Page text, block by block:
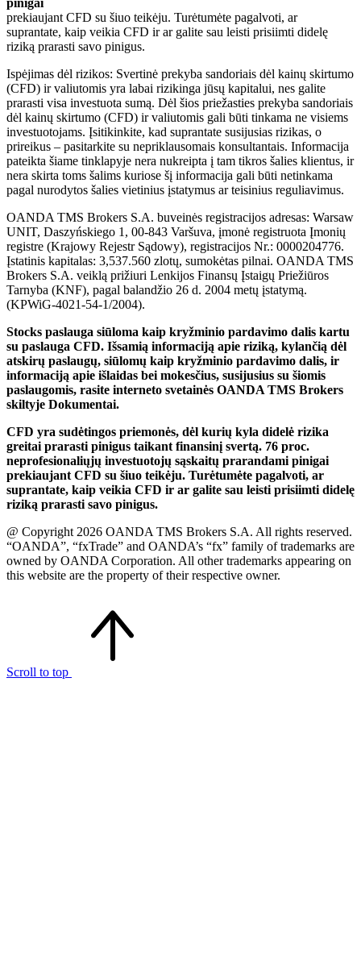
prekiaujant CFD su šiuo teikėju. Turėtumėte pagalvoti, ar
suprantate, kaip veikia CFD ir ar galite sau leisti prisiimti didelę
riziką prarasti savo pinigus.
Ispėjimas dėl rizikos: Svertinė prekyba sandoriais dėl kainų skirtumo
(CFD) ir valiutomis yra labai rizikinga jūsų kapitalui, nes galite
prarasti visa investuota sumą. Dėl šios priežasties prekyba sandoriais
dėl kainų skirtumo (CFD) ir valiutomis gali būti tinkama ne visiems
investuotojams. Įsitikinkite, kad suprantate susijusias rizikas, o
prireikus – pasitarkite su nepriklausomais konsultantais. Informacija
pateikta šiame tinklapyje nera nukreipta į tam tikros šalies klientus, ir
nera skirta toms šalims kuriose šį informacija gali būti netinkama
pagal nurodytos šalies vietinius įstatymus ar teisinius reguliavimus.
OANDA TMS Brokers S.A. buveinės registracijos adresas: Warsaw
UNIT, Daszyńskiego 1, 00-843 Varšuva, įmonė registruota Įmonių
registre (Krajowy Rejestr Sądowy), registracijos Nr.: 0000204776.
Įstatinis kapitalas: 3,537.560 zlotų, sumokėtas pilnai. OANDA TMS
Brokers S.A. veiklą prižiuri Lenkijos Finansų Įstaigų Priežiūros
Tarnyba (KNF), pagal balandžio 26 d. 2004 metų įstatymą.
(KPWiG-4021-54-1/2004).
Stocks paslauga siūloma kaip kryžminio pardavimo dalis kartu
su paslauga CFD. Išsamią informaciją apie riziką, kylančią dėl
atskirų paslaugų, siūlomų kaip kryžminio pardavimo dalis, ir
informaciją apie išlaidas bei mokesčius, susijusius su šiomis
paslaugomis, rasite interneto svetainės OANDA TMS Brokers
skiltyje Dokumentai.
CFD yra sudėtingos priemonės, dėl kurių kyla didelė rizika
greitai prarasti pinigus taikant finansinį svertą. 76 proc.
neprofesionaliųjų investuotojų sąskaitų prarandami pinigai
prekiaujant CFD su šiuo teikėju. Turėtumėte pagalvoti, ar
suprantate, kaip veikia CFD ir ar galite sau leisti prisiimti didelę
riziką prarasti savo pinigus.
@ Copyright 2026 OANDA TMS Brokers S.A. All rights reserved.
“OANDA”, “fxTrade” and OANDA’s “fx” family of trademarks are
owned by OANDA Corporation. All other trademarks appearing on
this website are the property of their respective owner.
Scroll to top